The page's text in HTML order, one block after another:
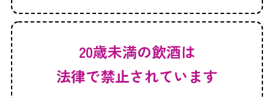
20歳未満の飲酒は
法律で禁止されています